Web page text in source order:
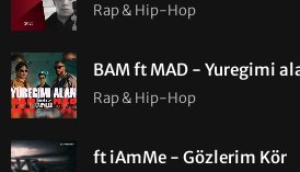
Rap & Hip-Hop
BAM ft MAD - Yuregimi
CARVILLO)
Rap & Hip-Hop
ft iAmMe - Gözlerim Kör